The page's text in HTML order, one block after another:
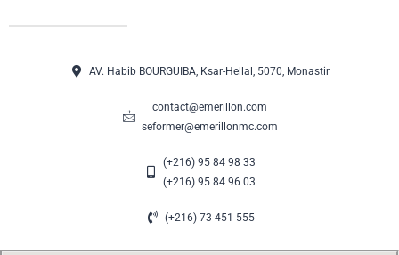
AV. Habib BOURGUIBA, Ksar-Hellal, 5070, Monastir
contact@emerillon.com
seformer@emerillonmc.com
(+216) 95 84 98 33
(+216) 95 84 96 03
(+216) 73 451 555